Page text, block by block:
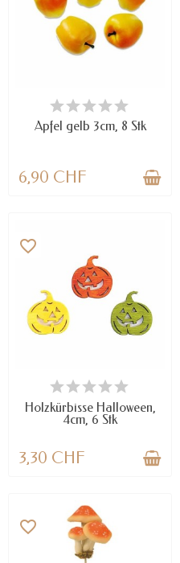
VERFÜGBAR
Apfel gelb 3cm, 8 Stk
6,90 CHF
VERFÜGBAR
favorite_border
Holzkürbisse Halloween,
4cm, 6 Stk
3,30 CHF
favorite_border